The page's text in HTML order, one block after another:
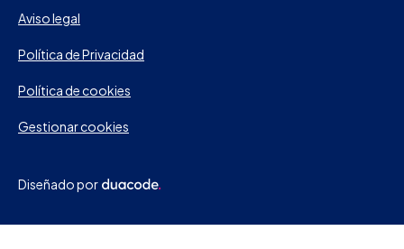
Aviso legal
Política de Privacidad
Política de cookies
Gestionar cookies
Diseñado por